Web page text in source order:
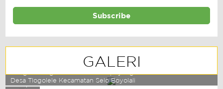
GALERI
Pengembangan Pembibitan Kopi yang dilakukan oleh Petani
Desa Tlogolele Kecamatan Selo Boyolali
Merapi